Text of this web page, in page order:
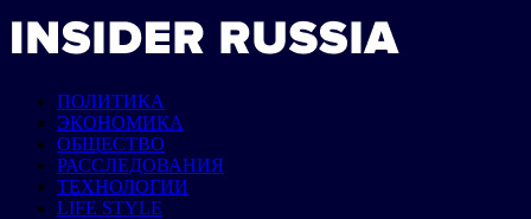
ПОЛИТИКА
ЭКОНОМИКА
ОБЩЕСТВО
РАССЛЕДОВАНИЯ
ТЕХНОЛОГИИ
LIFE STYLE